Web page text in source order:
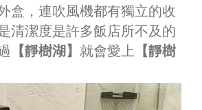
盒，連吹風機都有獨立的收
清潔度是許多飯店所不及的
【靜樹湖】 就會愛上 【靜樹